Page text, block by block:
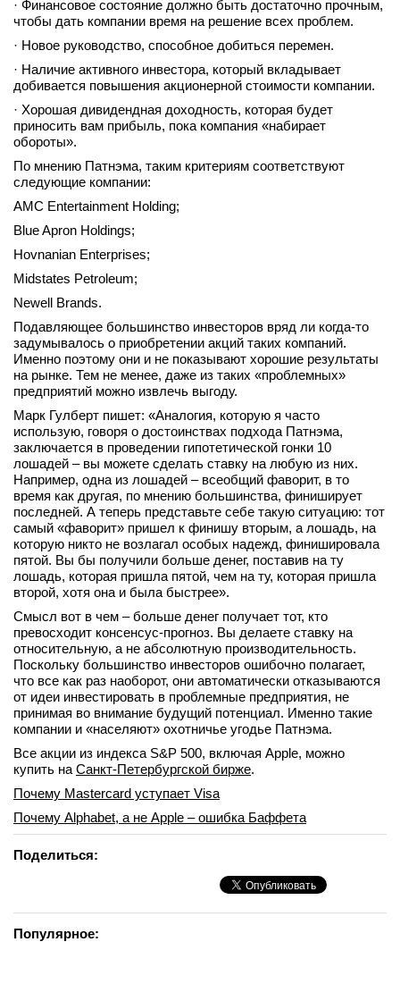
· Финансовое состояние должно быть достаточно прочным,
чтобы дать компании время на решение всех проблем.
· Новое руководство, способное добиться перемен.
· Наличие активного инвестора, который вкладывает
добивается повышения акционерной стоимости компании.
· Хорошая дивидендная доходность, которая будет
приносить вам прибыль, пока компания «набирает
обороты».
По мнению Патнэма, таким критериям соответствуют
следующие компании:
AMC Entertainment Holding;
Blue Apron Holdings;
Hovnanian Enterprises;
Midstates Petroleum;
Newell Brands.
Подавляющее большинство инвесторов вряд ли когда-то
задумывалось о приобретении акций таких компаний.
Именно поэтому они и не показывают хорошие результаты
на рынке. Тем не менее, даже из таких «проблемных»
предприятий можно извлечь выгоду.
Марк Гулберт пишет: «Аналогия, которую я часто
использую, говоря о достоинствах подхода Патнэма,
заключается в проведении гипотетической гонки 10
лошадей – вы можете сделать ставку на любую из них.
Например, одна из лошадей – всеобщий фаворит, в то
время как другая, по мнению большинства, финиширует
последней. А теперь представьте себе такую ситуацию: тот
самый «фаворит» пришел к финишу вторым, а лошадь, на
которую никто не возлагал особых надежд, финишировала
пятой. Вы бы получили больше денег, поставив на ту
лошадь, которая пришла пятой, чем на ту, которая пришла
второй, хотя она и была быстрее».
Смысл вот в чем – больше денег получает тот, кто
превосходит консенсус-прогноз. Вы делаете ставку на
относительную, а не абсолютную производительность.
Поскольку большинство инвесторов ошибочно полагает,
что все как раз наоборот, они автоматически отказываются
от идеи инвестировать в проблемные предприятия, не
принимая во внимание будущий потенциал. Именно такие
компании и «населяют» охотничье угодье Патнэма.
Все акции из индекса S&P 500, включая Apple, можно
купить на Санкт-Петербургской бирже.
Почему Mastercard уступает Visa
Почему Alphabet, а не Apple – ошибка Баффета
Поделиться:
Популярное: